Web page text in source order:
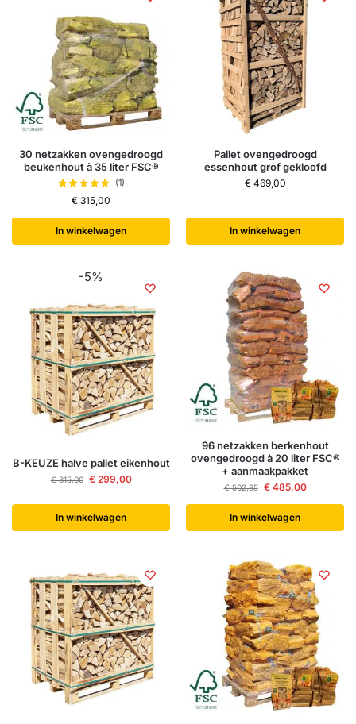
30 netzakken ovengedroogd
beukenhout à 35 liter FSC®
(1)
€ 315,00
In winkelwagen
Pallet ovengedroogd
essenhout grof gekloofd
€469,00
In winkelwagen
-5%
B-KEUZE halve pallet eikenhout
€315,00 €299,00
In winkelwagen
96 netzakken berkenhout
ovengedroogd à 20 liter FSC®
+ aanmaakpakket
€502,95 €485,00
In winkelwagen